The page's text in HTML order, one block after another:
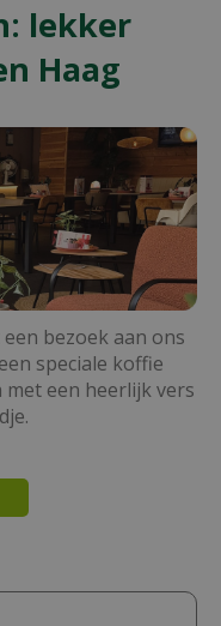
lekker
Haag
bezoek aan ons
speciale koffie
een heerlijk vers